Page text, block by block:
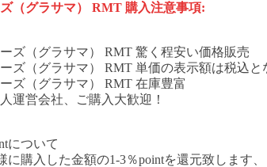
（グラサマ） RMT 購入注意事項:
ズ（グラサマ）
RMT 驚く程安い価格販売
ズ（グラサマ）
RMT 単価の表示額は税込と
ズ（グラサマ）
RMT 在庫豊富
運営会社、ご購入大歓迎！
について
に購入した金額の1-3％pointを還元致します、